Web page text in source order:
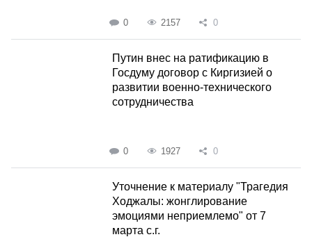
0 2157 0
Путин внес на ратификацию в
Госдуму договор с Киргизией о
развитии военно-технического
сотрудничества
0 1927 0
Уточнение к материалу "Трагедия
Ходжалы: жонглирование
эмоциями неприемлемо" от 7
марта с.г.